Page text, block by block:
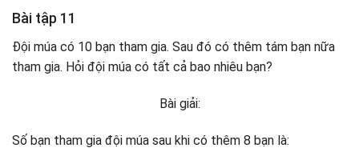
Bài tập 11
Đội múa có 10 bạn tham gia. Sau đó có thêm tám bạn nữa
tham gia. Hỏi đội múa có tất cả bao nhiêu bạn?
Bài giải:
Số bạn tham gia đội múa sau khi có thêm 8 bạn là: